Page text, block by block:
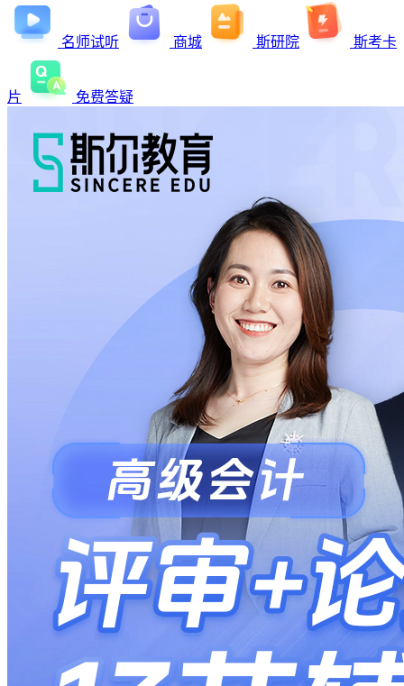
名师试听 商城 斯研院 斯考卡
片 免费答疑